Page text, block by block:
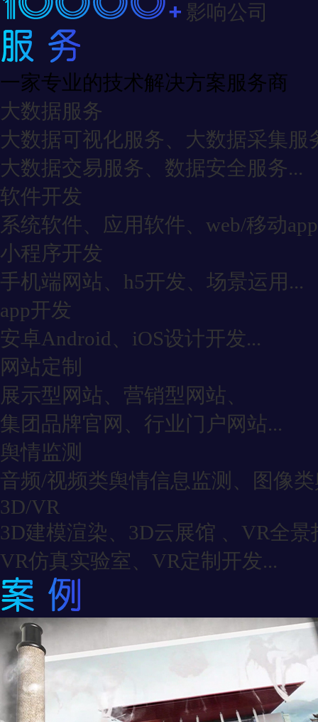
影响公司
一家专业的技术解决方案服务商
大数据服务
大数据可视化服务、大数据采集服
大数据交易服务、数据安全服务...
软件开发
系统软件、应用软件、web/移动
小程序开发
手机端网站、h5开发、场景运用...
app开发
安卓Android、iOS设计开发...
网站定制
展示型网站、营销型网站、
集团品牌官网、行业门户网站...
舆情监测
音频/视频类舆情信息监测、图像
3D/VR
3D建模渲染、3D云展馆 、VR全景
VR仿真实验室、VR定制开发...